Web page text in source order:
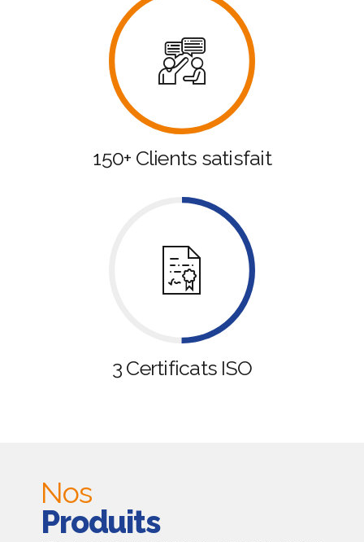
150+ Clients satisfait
3 Certificats ISO
Nos
Produits